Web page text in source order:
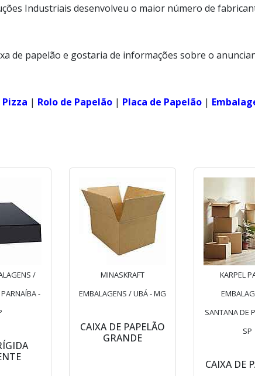
Industriais desenvolveu o maior número de
de papelão e gostaria de informações sobre o
| Rolo de Papelão | Placa de Papelão |
/
-
MINASKRAFT
EMBALAGENS / UBÁ - MG
CAIXA DE PAPELÃO
GRANDE
KARPEL
SANTANA DE
SP
CAIXA DE